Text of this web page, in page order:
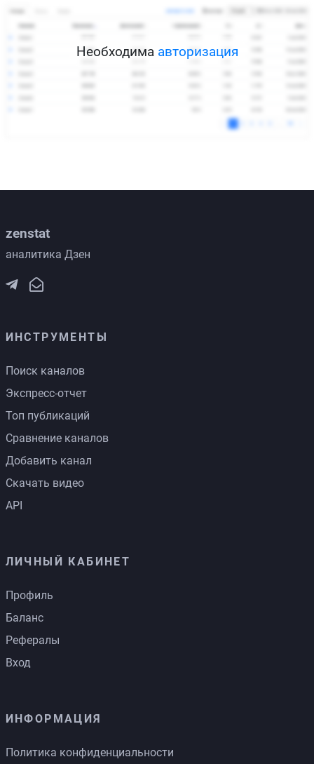
Необходима авторизация
zenstat
аналитика Дзен
ИНСТРУМЕНТЫ
Поиск каналов
Экспресс-отчет
Топ публикаций
Сравнение каналов
Добавить канал
Скачать видео
API
ЛИЧНЫЙ КАБИНЕТ
Профиль
Баланс
Рефералы
Вход
ИНФОРМАЦИЯ
Политика конфиденциальности